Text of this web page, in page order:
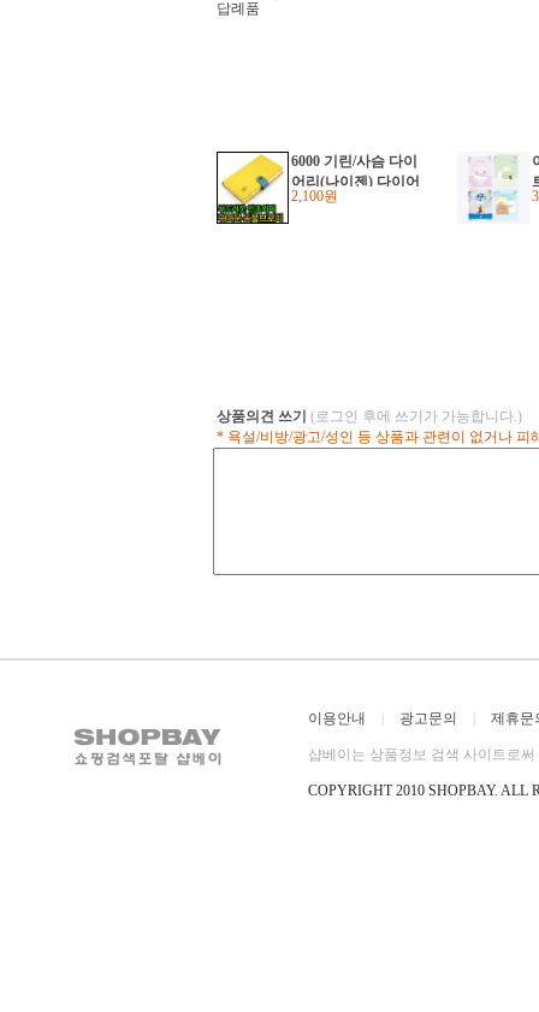
6000 기린/사슴 다이
어리(나이젠) 다이어
리수첩
2,100원
상품의견 쓰기 (로그인 후에 쓰기가 가능합니다.)
* 욕설/비방/광고/성인 등 상품과 관련이 없거나
이용안내 광고문의 제휴문
샵베이는 상품정보 검색 사이트로
COPYRIGHT 2010 SHOPBAY. ALL